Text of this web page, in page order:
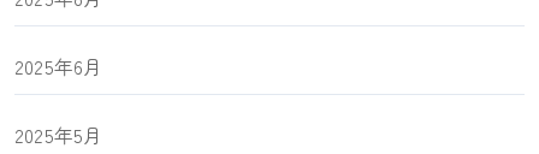
2025年6月
2025年5月